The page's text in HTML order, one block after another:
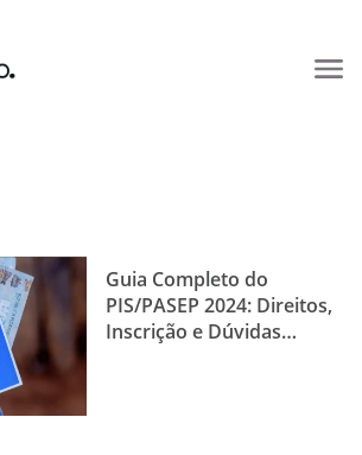
Guia Completo do
PIS/PASEP 2024: Direitos,
Inscrição e Dúvidas